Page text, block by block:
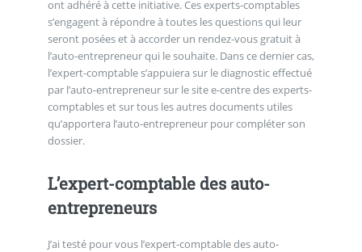
ont adhéré à cette initiative. Ces experts-comptables
s’engagent à répondre à toutes les questions qui leur
seront posées et à accorder un rendez-vous gratuit à
l’auto-entrepreneur qui le souhaite. Dans ce dernier cas,
l’expert-comptable s’appuiera sur le diagnostic effectué
par l’auto-entrepreneur sur le site e-centre des experts-
comptables et sur tous les autres documents utiles
qu’apportera l’auto-entrepreneur pour compléter son
dossier.
L’expert-comptable des auto-
entrepreneurs
J’ai testé pour vous l’expert-comptable des auto-